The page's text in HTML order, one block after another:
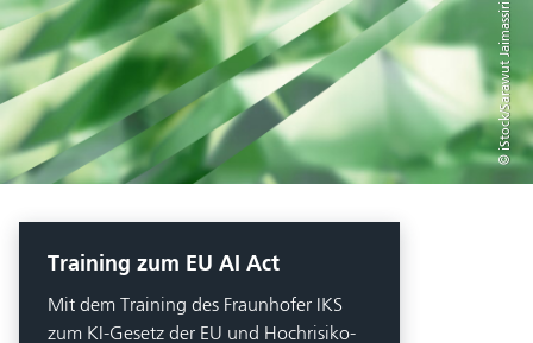
© iStock/Sarawut Jaimassiri
Training zum EU AI Act
Mit dem Training des Fraunhofer IKS
zum KI-Gesetz der EU und Hochrisiko-